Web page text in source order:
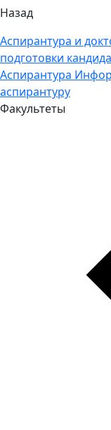
Назад
Аспирантура и
подготовки
Аспирантура
аспирантуру
Факультеты